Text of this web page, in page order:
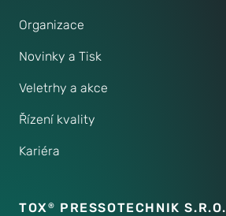
Organizace
Novinky a Tisk
Veletrhy a akce
Řízení kvality
Kariéra
TOX® PRESSOTECHNIK S.R.O.